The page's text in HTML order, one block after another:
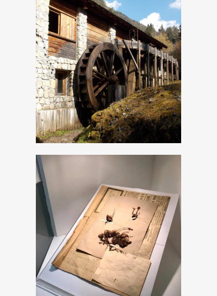
La segheria
veneziana
Museo botanico
Don Pietro Porta